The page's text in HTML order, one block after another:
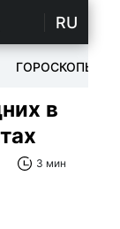
RU
ГОРОСКОПЫ
в
3 мин